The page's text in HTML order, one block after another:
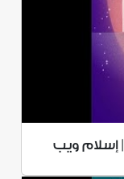
إسلام ويب